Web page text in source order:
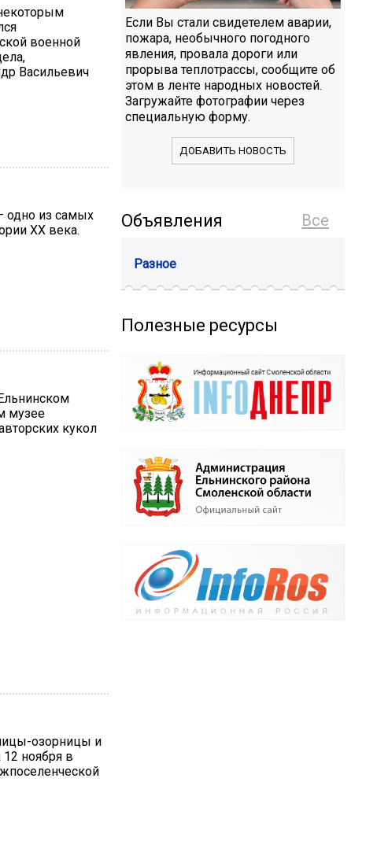
военной
Васильевич
одно из самых
XX века.
музее
кукол
озорницы и
12 ноября в
Если Вы стали свидетелем аварии,
пожара, необычного погодного
явления, провала дороги или
прорыва теплотрассы, сообщите об
этом в ленте народных новостей.
Загружайте фотографии через
специальную форму.
ДОБАВИТЬ НОВОСТЬ
Все
Объявления
Разное
Полезные ресурсы